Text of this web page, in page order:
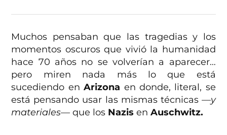
Muchos pensaban que las tragedias y los
momentos oscuros que vivió la humanidad
hace 70 años no se volverían a aparecer…
pero miren nada más lo que está
sucediendo enArizona en donde, literal, se
está pensando usar las mismas técnicas —y
materiales— que los Nazis enAuschwitz.